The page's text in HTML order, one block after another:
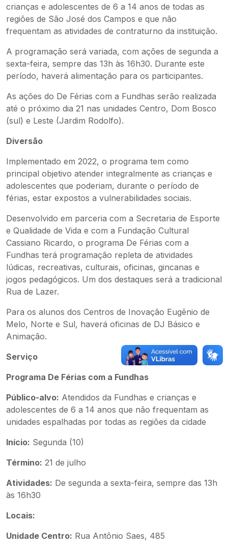
crianças e adolescentes de 6 a 14 anos de todas as
regiões de São José dos Campos e que não
frequentam as atividades de contraturno da instituição.
A programação será variada, com ações de segunda a
sexta-feira, sempre das 13h às 16h30. Durante este
período, haverá alimentação para os participantes.
As ações do De Férias com a Fundhas serão realizada
até o próximo dia 21 nas unidades Centro, Dom Bosco
(sul) e Leste (Jardim Rodolfo).
Diversão
Implementado em 2022, o programa tem como
principal objetivo atender integralmente as crianças e
adolescentes que poderiam, durante o período de
férias, estar expostos a vulnerabilidades sociais.
Desenvolvido em parceria com a Secretaria de Esporte
e Qualidade de Vida e com a Fundação Cultural
Cassiano Ricardo, o programa De Férias com a
Fundhas terá programação repleta de atividades
lúdicas, recreativas, culturais, oficinas, gincanas e
jogos pedagógicos. Um dos destaques será a tradicional
Rua de Lazer.
Para os alunos dos Centros de Inovação Eugênio de
Melo, Norte e Sul, haverá oficinas de DJ Básico e
Animação.
Serviço
Programa De Férias com a Fundhas
Público-alvo: Atendidos da Fundhas e crianças e
adolescentes de 6 a 14 anos que não frequentam as
unidades espalhadas por todas as regiões da cidade
Início: Segunda (10)
Término: 21 de julho
Atividades: De segunda a sexta-feira, sempre das 13h
às 16h30
Locais:
Unidade Centro: Rua Antônio Saes, 485